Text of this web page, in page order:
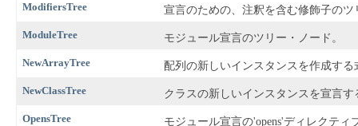
ModifiersTree 宣言のための、注釈を含む修飾子の
ModuleTree モジュール宣言のツリー・ノード。
NewArrayTree 配列の新しいインスタンスを作成す
NewClassTree クラスの新しいインスタンスを宣言
OpensTree モジュール宣言の'opens'ディレクティ